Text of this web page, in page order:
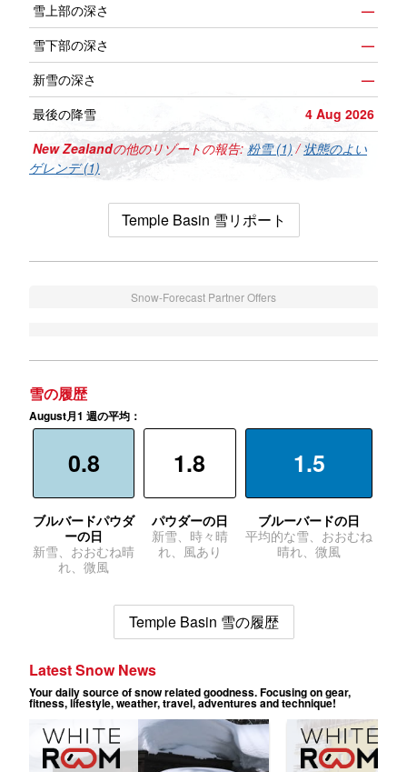
雪上部の深さ
—
雪下部の深さ
—
新雪の深さ
—
最後の降雪
4 Aug 2026
New Zealandの他のリゾートの報告: 粉雪 (1) /状態のよい
ゲレンデ (1)
Temple Basin 雪リポート
Snow-Forecast Partner Offers
雪の履歴
August月1 週の平均：
0.8
ブルバードパウダ
ーの日
新雪、おおむね晴
れ、微風
1.8
パウダーの日
新雪、時々晴
れ、風あり
1.5
ブルーバードの日
平均的な雪、おおむね
晴れ、微風
Temple Basin 雪の履歴